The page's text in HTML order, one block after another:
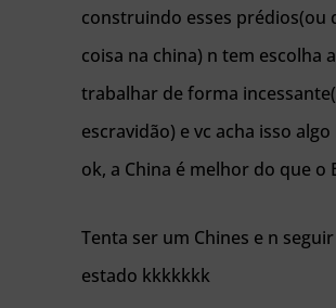
construindo esses prédios(ou
coisa na china) n tem escolha
trabalhar de forma
escravidão) e vc acha isso
ok, a China é melhor do que o
Tenta ser um Chines e n
estado kkkkkkk